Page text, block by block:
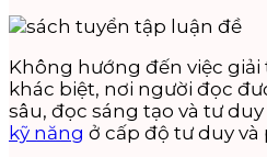
Không hướng đến việc
khác biệt, nơi người đọc
sâu, đọc sáng tạo và tư
kỹ năng ở cấp độ tư duy